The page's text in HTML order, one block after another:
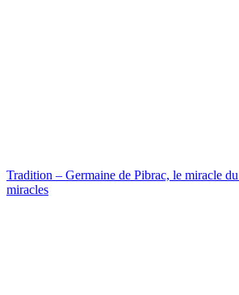
Tradition – Germaine de Pibrac, le miracle
miracles